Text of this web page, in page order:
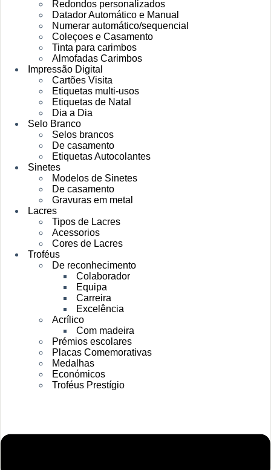
Redondos personalizados
Datador Automático e Manual
Numerar automático/sequencial
Coleçoes e Casamento
Tinta para carimbos
Almofadas Carimbos
Impressão Digital
Cartões Visita
Etiquetas multi-usos
Etiquetas de Natal
Dia a Dia
Selo Branco
Selos brancos
De casamento
Etiquetas Autocolantes
Sinetes
Modelos de Sinetes
De casamento
Gravuras em metal
Lacres
Tipos de Lacres
Acessorios
Cores de Lacres
Troféus
De reconhecimento
Colaborador
Equipa
Carreira
Excelência
Acrílico
Com madeira
Prémios escolares
Placas Comemorativas
Medalhas
Económicos
Troféus Prestígio